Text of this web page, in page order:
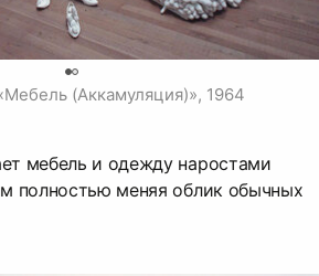
(Аккамуляция)», 1964
мебель и одежду наростами
полностью меняя облик обычных